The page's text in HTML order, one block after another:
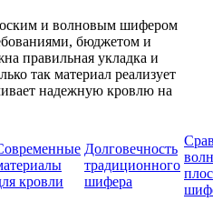
и волновым шифером
бюджетом и
правильная укладка и
так материал реализует
надежную кровлю на
кровли
Долговечность
традиционного
шифера